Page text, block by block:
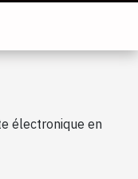
électronique en